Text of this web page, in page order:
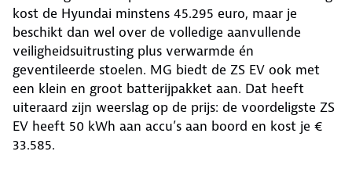
kost de Hyundai minstens 45.295 euro, maar je
beschikt dan wel over de volledige aanvullende
veiligheidsuitrusting plus verwarmde én
geventileerde stoelen. MG biedt de ZS EV ook met
een klein en groot batterijpakket aan. Dat heeft
uiteraard zijn weerslag op de prijs: de voordeligste ZS
EV heeft 50 kWh aan accu’s aan boord en kost je €
33.585.